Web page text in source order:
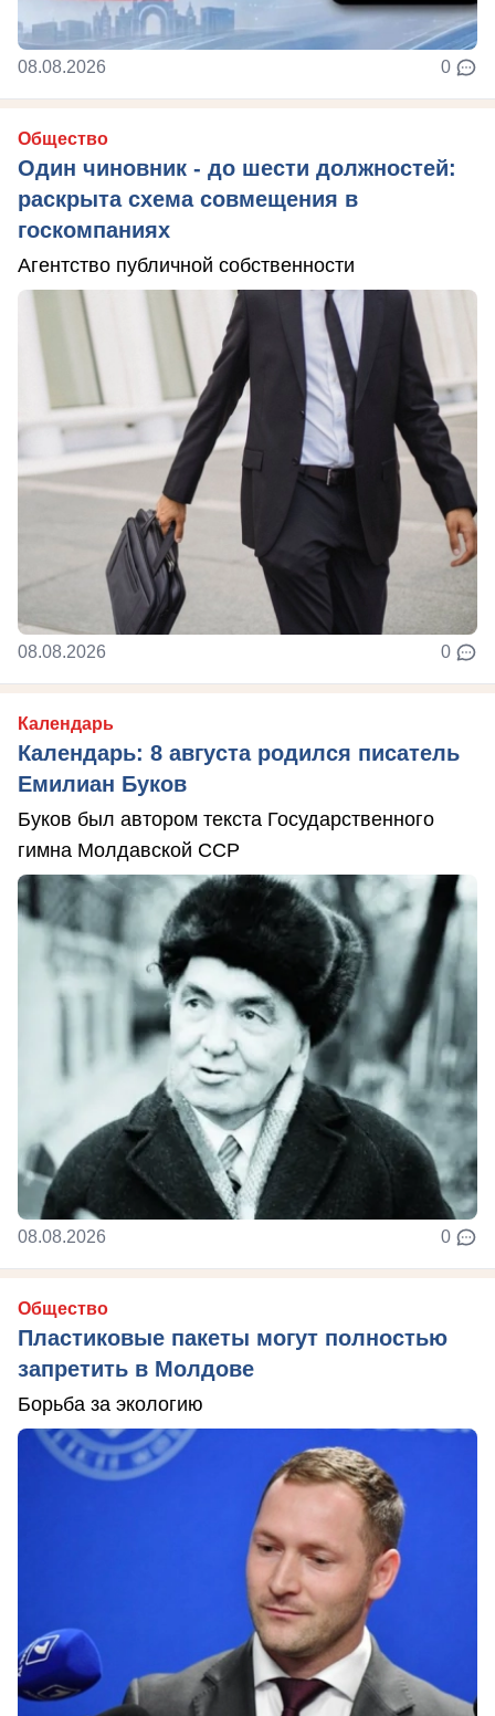
08.08.2026 0
Общество
Один чиновник - до шести должностей:
раскрыта схема совмещения в
госкомпаниях
Агентство публичной собственности
08.08.2026 0
Календарь
Календарь: 8 августа родился писатель
Емилиан Буков
Буков был автором текста Государственного
гимна Молдавской ССР
08.08.2026 0
Общество
Пластиковые пакеты могут полностью
запретить в Молдове
Борьба за экологию